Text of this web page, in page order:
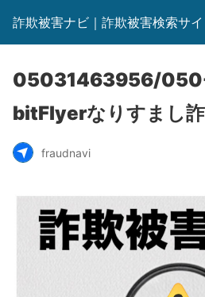
詐欺被害ナビ｜詐欺被害検索サイ
05031463956/
bitFlyerなりすまし
fraudnavi